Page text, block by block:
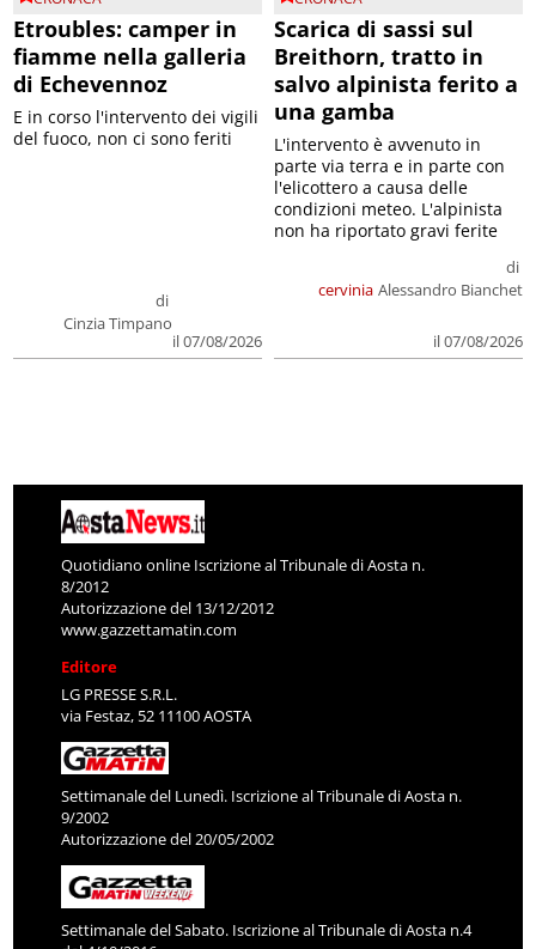
Etroubles: camper in
fiamme nella galleria
di Echevennoz
di
Cinzia Timpano
il 07/08/2026
E in corso l'intervento dei vigili
del fuoco, non ci sono feriti
Scarica di sassi sul
Breithorn, tratto in
salvo alpinista ferito a
una gamba
cervinia
di
Alessandro Bianchet
il 07/08/2026
L'intervento è avvenuto in
parte via terra e in parte con
l'elicottero a causa delle
condizioni meteo. L'alpinista
non ha riportato gravi ferite
Quotidiano online Iscrizione al Tribunale di Aosta n.
8/2012
Autorizzazione del 13/12/2012
www.gazzettamatin.com
Editore
LG PRESSE S.R.L.
via Festaz, 52 11100 AOSTA
Settimanale del Lunedì. Iscrizione al Tribunale di Aosta n.
9/2002
Autorizzazione del 20/05/2002
Settimanale del Sabato. Iscrizione al Tribunale di Aosta n.4